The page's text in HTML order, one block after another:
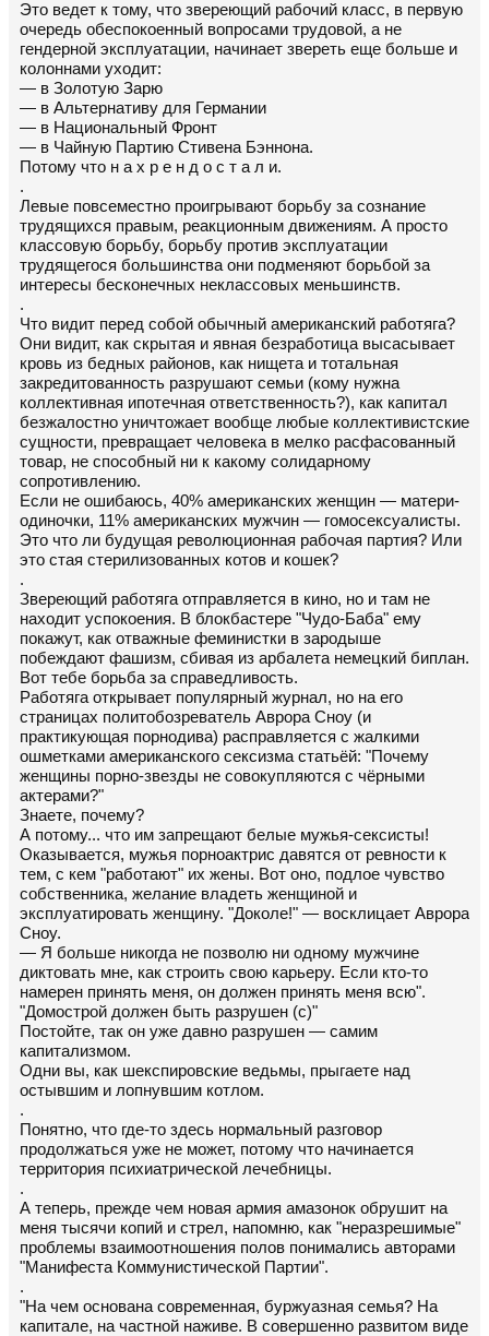
Это ведет к тому, что звереющий рабочий класс, в первую
очередь обеспокоенный вопросами трудовой, а не
гендерной эксплуатации, начинает звереть еще больше и
колоннами уходит:
— в Золотую Зарю
— в Альтернативу для Германии
— в Национальный Фронт
— в Чайную Партию Стивена Бэннона.
Потому что н а х р е н д о с т а л и.
.
Левые повсеместно проигрывают борьбу за сознание
трудящихся правым, реакционным движениям. А просто
классовую борьбу, борьбу против эксплуатации
трудящегося большинства они подменяют борьбой за
интересы бесконечных неклассовых меньшинств.
.
Что видит перед собой обычный американский работяга?
Они видит, как скрытая и явная безработица высасывает
кровь из бедных районов, как нищета и тотальная
закредитованность разрушают семьи (кому нужна
коллективная ипотечная ответственность?), как капитал
безжалостно уничтожает вообще любые коллективистские
сущности, превращает человека в мелко расфасованный
товар, не способный ни к какому солидарному
сопротивлению.
Если не ошибаюсь, 40% американских женщин — матери-
одиночки, 11% американских мужчин — гомосексуалисты.
Это что ли будущая революционная рабочая партия? Или
это стая стерилизованных котов и кошек?
.
Звереющий работяга отправляется в кино, но и там не
находит успокоения. В блокбастере "Чудо-Баба" ему
покажут, как отважные феминистки в зародыше
побеждают фашизм, сбивая из арбалета немецкий биплан.
Вот тебе борьба за справедливость.
Работяга открывает популярный журнал, но на его
страницах политобозреватель Аврора Сноу (и
практикующая порнодива) расправляется с жалкими
ошметками американского сексизма статьёй: "Почему
женщины порно-звезды не совокупляются с чёрными
актерами?"
Знаете, почему?
А потому... что им запрещают белые мужья-сексисты!
Оказывается, мужья порноактрис давятся от ревности к
тем, с кем "работают" их жены. Вот оно, подлое чувство
собственника, желание владеть женщиной и
эксплуатировать женщину. "Доколе!" — восклицает Аврора
Сноу.
— Я больше никогда не позволю ни одному мужчине
диктовать мне, как строить свою карьеру. Если кто-то
намерен принять меня, он должен принять меня всю".
"Домострой должен быть разрушен (с)"
Постойте, так он уже давно разрушен — самим
капитализмом.
Одни вы, как шекспировские ведьмы, прыгаете над
остывшим и лопнувшим котлом.
.
Понятно, что где-то здесь нормальный разговор
продолжаться уже не может, потому что начинается
территория психиатрической лечебницы.
.
А теперь, прежде чем новая армия амазонок обрушит на
меня тысячи копий и стрел, напомню, как "неразрешимые"
проблемы взаимоотношения полов понимались авторами
"Манифеста Коммунистической Партии".
.
"На чем основана современная, буржуазная семья? На
капитале, на частной наживе. В совершенно развитом виде